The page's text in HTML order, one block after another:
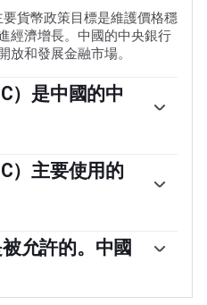
貨幣政策目標是維護價格穩
經濟增長。中國的中央銀行
放和發展金融市場。
）是中國的中
構。由國務院主席提名的中
對中國人民銀行的管理和方
。然而，潘功勝先生目前同
）主要使用的
包括七天逆回購利率
）、外匯干預和存款準備
響市場上貸款和抵押貸款所
允許的。中國
，最大的私營銀行是數字貸